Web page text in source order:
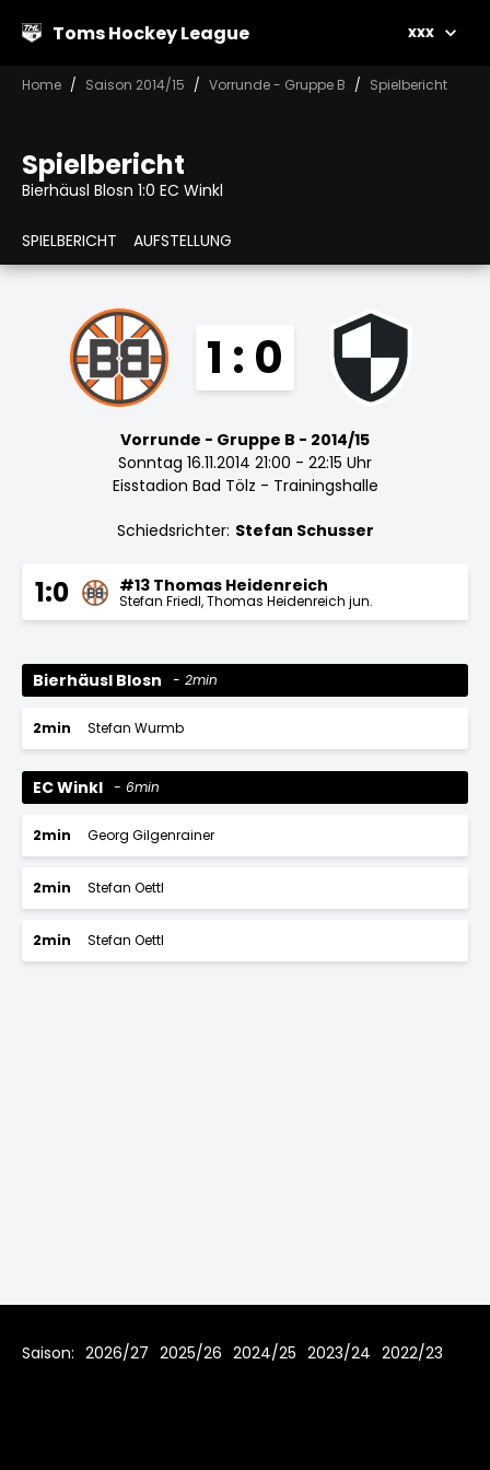
Toms Hockey League xxx
Home Saison 2014/15 Vorrunde - Gruppe B Spielbericht
Spielbericht
Bierhäusl Blosn 1:0 EC Winkl
SPIELBERICHT AUFSTELLUNG
1 : 0
Vorrunde - Gruppe B - 2014/15
Sonntag 16.11.2014 21:00 - 22:15 Uhr
Eisstadion Bad Tölz - Trainingshalle
Schiedsrichter: Stefan Schusser
1:0 #13 Thomas Heidenreich
Stefan Friedl Thomas Heidenreich jun.
Bierhäusl Blosn 2min
2min Stefan Wurmb
EC Winkl 6min
2min Georg Gilgenrainer
2min Stefan Oettl
2min Stefan Oettl
Saison: 2026/27 2025/26 2024/25 2023/24 2022/23